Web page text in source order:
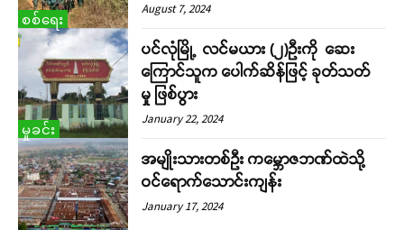
စစ်ရေး
August 7, 2024
မှုခင်း
ပင်လုံမြို့ လင်မယား (၂)ဦးကို ဆေး
ကြောင်သူက ပေါက်ဆိန်ဖြင့် ခုတ်သတ်
မှု ဖြစ်ပွား
January 22, 2024
အမျိုးသားတစ်ဦး ကမ္ဘောဇဘဏ်ထဲသို့
ဝင်ရောက်သောင်းကျန်း
January 17, 2024